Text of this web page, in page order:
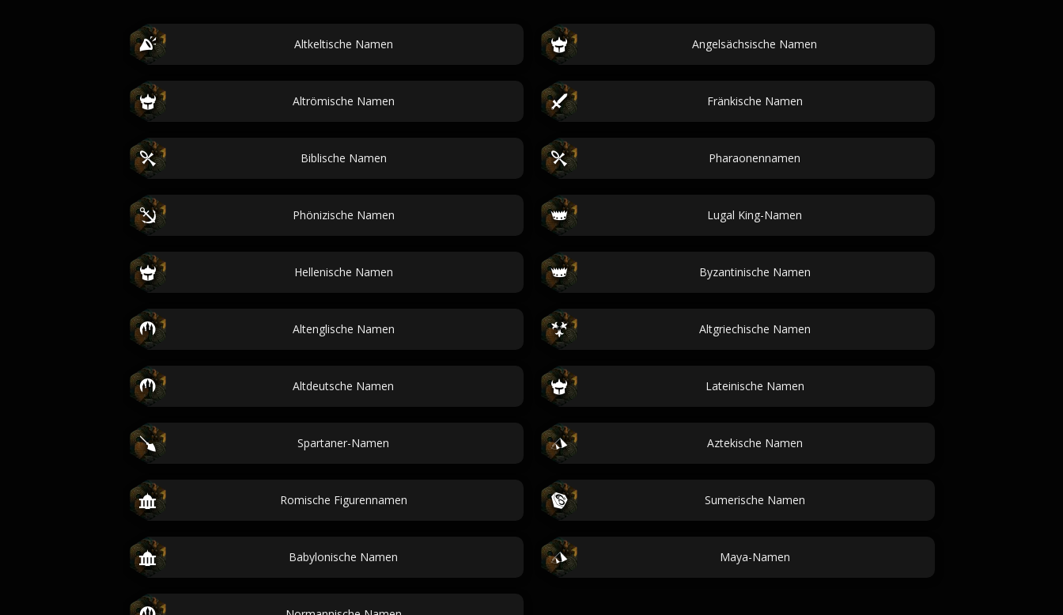
Altkeltische Namen Angelsächsische Namen
Altrömische Namen Fränkische Namen
Biblische Namen Pharaonennamen
Phönizische Namen Lugal King-Namen
Hellenische Namen Byzantinische Namen
Altenglische Namen Altgriechische Namen
Altdeutsche Namen Lateinische Namen
Spartaner-Namen Aztekische Namen
Romische Figurennamen Sumerische Namen
Babylonische Namen Maya-Namen